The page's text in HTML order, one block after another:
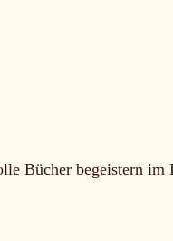
Bücher begeistern